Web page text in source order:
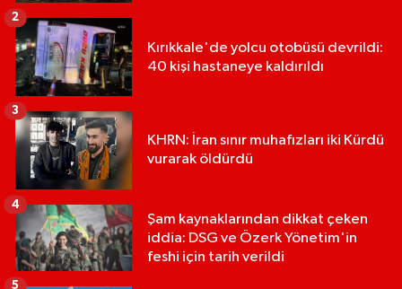
Kırıkkale'de yolcu otobüsü devrildi:
40 kişi hastaneye kaldırıldı
2
KHRN: İran sınır muhafızları iki Kürdü
vurarak öldürdü
3
Şam kaynaklarından dikkat çeken
iddia: DSG ve Özerk Yönetim'in
feshi için tarih verildi
4
5